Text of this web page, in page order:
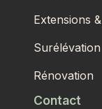
Extensions
Surélévation
Rénovation
Contact